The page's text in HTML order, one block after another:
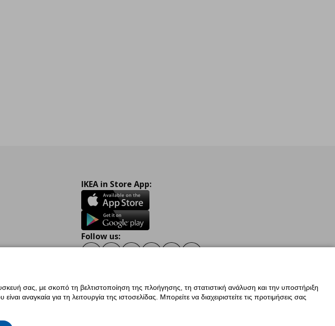
IKEA in Store App:
Follow us:
Γενική Πολιτική Προσωπικών Δεδομένων
σας, με σκοπό τη βελτιστοποίηση της πλοήγησης, τη στατιστική ανάλυση και την υποστήριξη
για τη λειτουργία της ιστοσελίδας. Μπορείτε να διαχειριστείτε τις προτιμήσεις σας